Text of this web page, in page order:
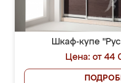
Шкаф-купе
Цена: от 44